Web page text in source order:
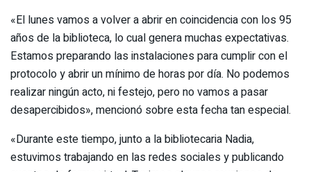
«El lunes vamos a volver a abrir en coincidencia con los 95
años de la biblioteca, lo cual genera muchas expectativas.
Estamos preparando las instalaciones para cumplir con el
protocolo y abrir un mínimo de horas por día. No podemos
realizar ningún acto, ni festejo, pero no vamos a pasar
desapercibidos», mencionó sobre esta fecha tan especial.
«Durante este tiempo, junto a la bibliotecaria Nadia,
estuvimos trabajando en las redes sociales y publicando